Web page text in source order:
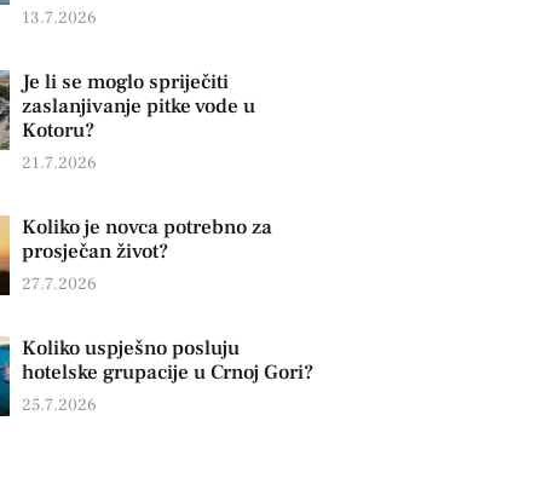
13.7.2026
Je li se moglo spriječiti
zaslanjivanje pitke vode u
Kotoru?
21.7.2026
Koliko je novca potrebno za
prosječan život?
27.7.2026
Koliko uspješno posluju
hotelske grupacije u Crnoj Gori?
25.7.2026